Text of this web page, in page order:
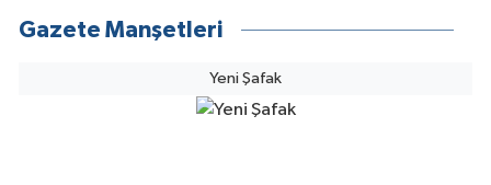
Gazete Manşetleri
Yeni Şafak